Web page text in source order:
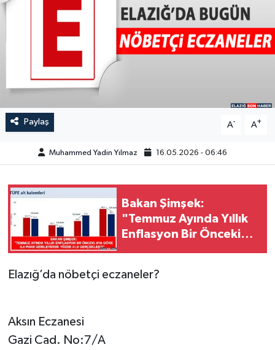
Paylaş A- A+
Muhammed Yadin Yılmaz 16.05.2026 - 06:46
Bakan Şimşek:
"Temmuz Ayında Yıllık
Enflasyon Bir Önceki
Gerçekleşti"
Elazığ’da nöbetçi eczaneler?
Aksın Eczanesi
Gazi Cad. No:7/A
GÜNDEM
KÜLTÜR-SANAT
MAGAZİN
ÖZEL HABER
POLİTİKA
SAĞLIK
TEKNOLOJİ